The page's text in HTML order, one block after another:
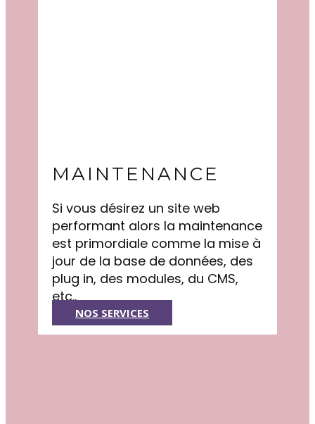
MAINTENANCE
Si vous désirez un site web
performant alors la maintenance
est primordiale comme la mise à
jour de la base de données, des
plug in, des modules, du CMS,
etc..
NOS SERVICES